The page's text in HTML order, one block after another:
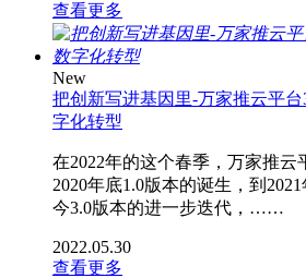
查看更多
New
把创新写进基因里-万家推云平
字化转型
在2022年的这个春季，万家推云
2020年底1.0版本的诞生，到
今3.0版本的进一步迭代，……
2022.05.30
查看更多